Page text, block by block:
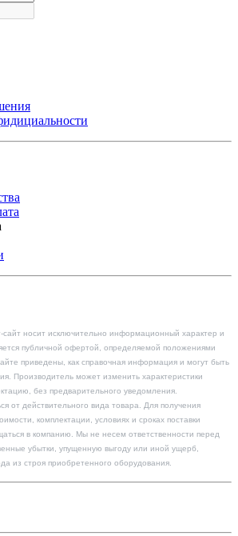
носит исключительно информационный характер и
публичной офертой, определяемой положениями
приведены, как справочная информация и могут быть
Производитель может изменить характеристики
без предварительного уведомления.
от действительного вида товара. Для получения
комплектации, условиях и сроках поставки
в компанию. Мы не несем ответственности перед
убытки, упущенную выгоду или иной ущерб,
из строя приобретенного оборудования.